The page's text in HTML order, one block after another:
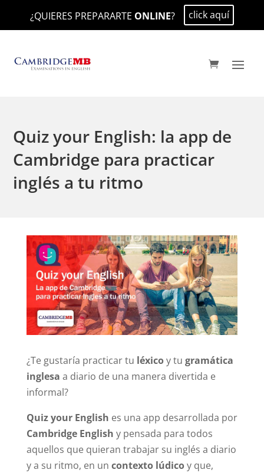
¿QUIERES PREPARARTE ONLINE? click aquí
Quiz your English: la app de
Cambridge para practicar
inglés a tu ritmo
¿Te gustaría practicar tu léxicoy tu gramática
inglesa a diario de una manera divertida e
informal?
Quiz your English es una app desarrollada por
Cambridge English y pensada para todos
aquellos que quieran trabajar su inglés a diario
y a su ritmo, en un contexto lúdicoy que,